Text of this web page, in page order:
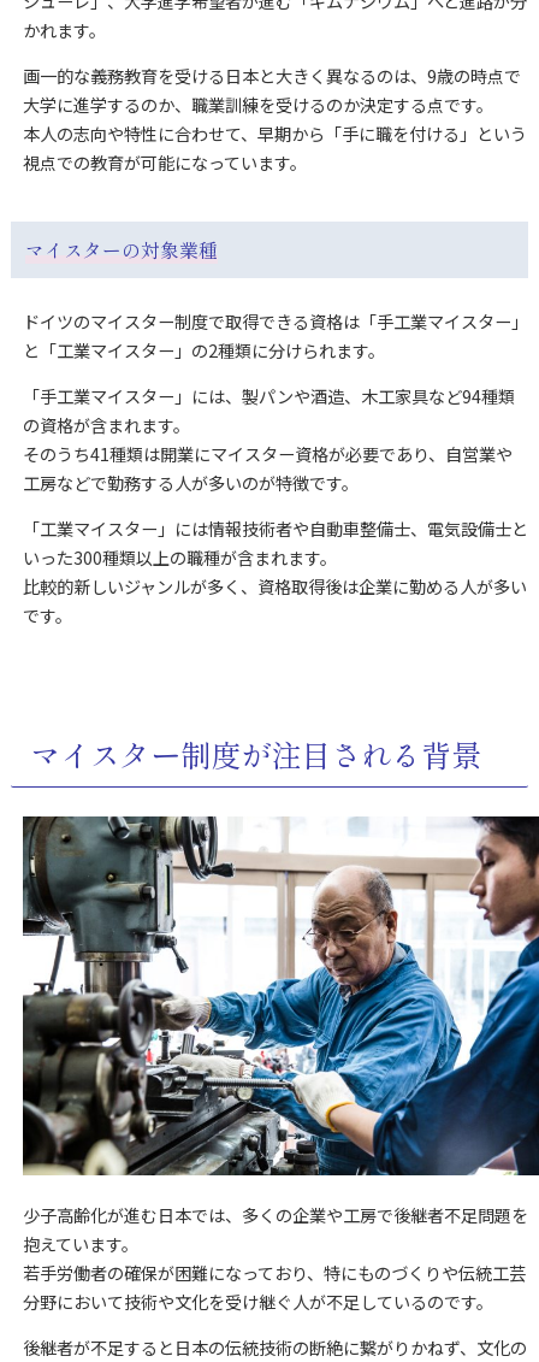
かれます。
画一的な義務教育を受ける日本と大きく異なるのは、9歳の時点で
大学に進学するのか、職業訓練を受けるのか決定する点です。
本人の志向や特性に合わせて、早期から「手に職を付ける」という
視点での教育が可能になっています。
マイスターの対象業種
ドイツのマイスター制度で取得できる資格は「手工業マイスター」
と「工業マイスター」の2種類に分けられます。
「手工業マイスター」には、製パンや酒造、木工家具など94種類
の資格が含まれます。
そのうち41種類は開業にマイスター資格が必要であり、自営業や
工房などで勤務する人が多いのが特徴です。
「工業マイスター」には情報技術者や自動車整備士、電気設備士と
いった300種類以上の職種が含まれます。
比較的新しいジャンルが多く、資格取得後は企業に勤める人が多い
です。
マイスター制度が注目される背景
少子高齢化が進む日本では、多くの企業や工房で後継者不足問題を
抱えています。
若手労働者の確保が困難になっており、特にものづくりや伝統工芸
分野において技術や文化を受け継ぐ人が不足しているのです。
後継者が不足すると日本の伝統技術の断絶に繋がりかねず、文化の